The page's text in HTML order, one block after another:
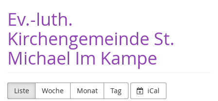
Haupt-
Inhalt
springen
Ev.-luth.
Kirchengemeinde St.
Michael Im Kampe
Liste Woche Monat Tag iCal